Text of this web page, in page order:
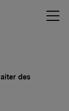
des